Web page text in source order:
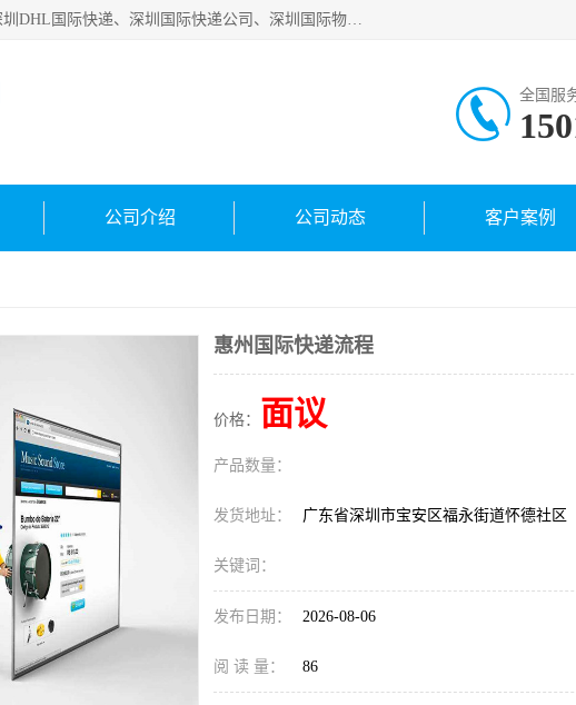
深圳市鑫飞速国际物流有限公司是一家从事深圳国际快递，业务涵盖范围：深圳DHL国际快递、深圳国际快递公司、深圳国际物流公司、深圳国际快递、深圳DHL国际快递电话可拨打全国服务热线：15019287411。欢迎各位亲来人来电到我司洽谈合作。
全国服
公司介绍 公司动态 客户案例
惠州国际快递流程
价格： 面议
产品数量：
发货地址： 广东省深圳市宝安区福永街道怀德社区
关键词：
发布日期： 2026-08-06
阅 读 量： 86